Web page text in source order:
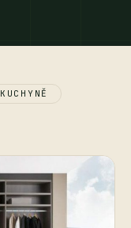
KUCHYNĚ